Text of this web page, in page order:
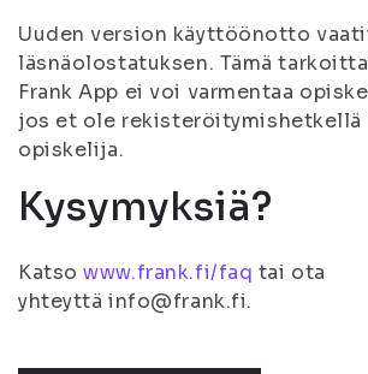
Uuden version käyttöönotto
läsnäolostatuksen. Tämä
Frank App ei voi varmentaa
jos et ole rekisteröitymishetkellä
opiskelija.
Kysymyksiä?
Katsowww.frank.fi/faq tai ota
yhteyttä info@frank.fi.